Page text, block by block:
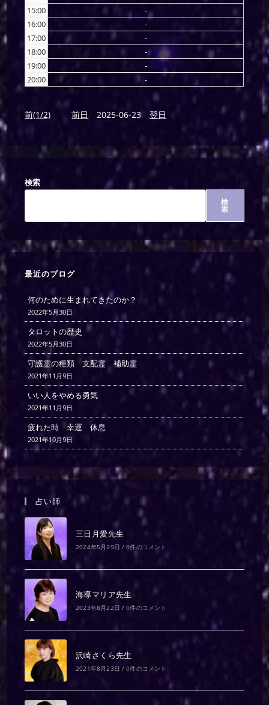
15:00
-
16:00
-
17:00
-
18:00
-
19:00
-
20:00
-
前(1/2) 前日 2025-06-23 翌日
検索
検
索
最近のブログ
何のために生まれてきたのか？
2022年5月30日
タロットの歴史
2022年5月30日
守護霊の種類 支配霊 補助霊
2021年11月9日
いい人をやめる勇気
2021年11月9日
疲れた時 幸運 休息
2021年10月9日
占い師
三日月愛先生
2024年5月29日 / 0件のコメント
海導マリア先生
2023年8月22日 / 0件のコメント
沢崎さくら先生
2021年8月23日 / 0件のコメント